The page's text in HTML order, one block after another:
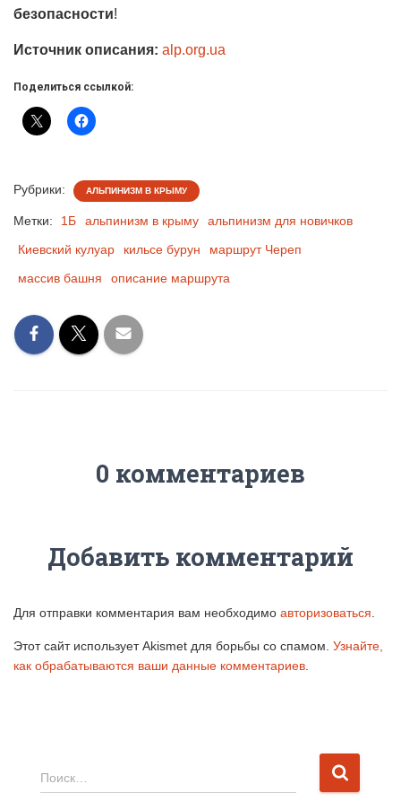
безопасности!
Источник описания: alp.org.ua
Поделиться ссылкой:
Рубрики: АЛЬПИНИЗМ В КРЫМУ
Метки: 1Б альпинизм в крыму
альпинизм для новичков
Киевский кулуар
кильсе бурун
маршрут Череп
массив башня
описание маршрута
0 комментариев
Добавить комментарий
Для отправки комментария вам необходимо авторизоваться
Этот сайт использует Akismet для борьбы со спамом. Узнайте,
как обрабатываются ваши данные комментариев
Н
а
Поиск…